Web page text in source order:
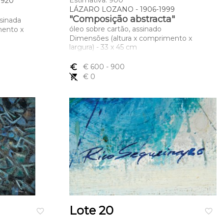
x
LÁZARO LOZANO - 1906-1999
"Composição abstracta"
óleo sobre cartão, assinado
Dimensões (altura x comprimento x
largura) - 33 x 45 cm
euro_symbol € 600 - 900
remove_shopping_cart
€ 0
favorite_border favorite_border
Lote 20